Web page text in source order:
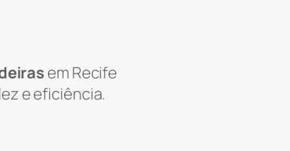
em Recife
e eficiência.